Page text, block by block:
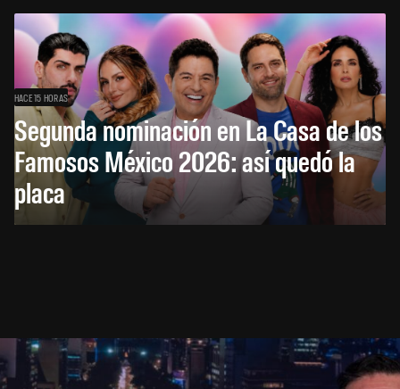
HACE 15 HORAS
Segunda nominación en La Casa de los
Famosos México 2026: así quedó la
placa